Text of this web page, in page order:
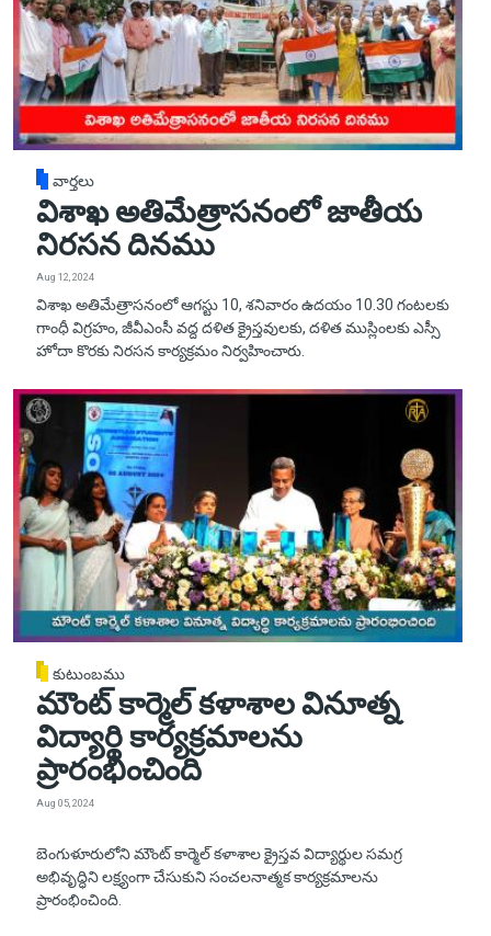
వార్తలు
విశాఖ అతిమేత్రాసనంలో జాతీయ
నిరసన దినము
Aug 12, 2024
విశాఖ అతిమేత్రాసనంలో ఆగస్టు 10, శనివారం ఉదయం 10.30 గంటలకు
గాంధీ విగ్రహం, జీవీఎంసీ వద్ద దళిత క్రైస్తవులకు, దళిత ముస్లింలకు ఎస్సీ
హోదా కొరకు నిరసన కార్యక్రమం నిర్వహించారు.
కుటుంబము
మౌంట్ కార్మెల్ కళాశాల వినూత్న
విద్యార్థి కార్యక్రమాలను
ప్రారంభించింది
Aug 05, 2024
బెంగుళూరులోని మౌంట్ కార్మెల్ కళాశాల క్రైస్తవ విద్యార్థుల సమగ్ర
అభివృద్ధిని లక్ష్యంగా చేసుకుని సంచలనాత్మక కార్యక్రమాలను
ప్రారంభించింది.